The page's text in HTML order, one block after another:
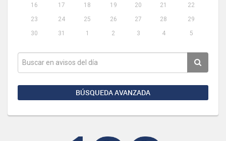
16
17 18 19 20 21
22
23
24 25 26 27 28
29
30
31 1 2 3 4 5
BÚSQUEDA AVANZADA